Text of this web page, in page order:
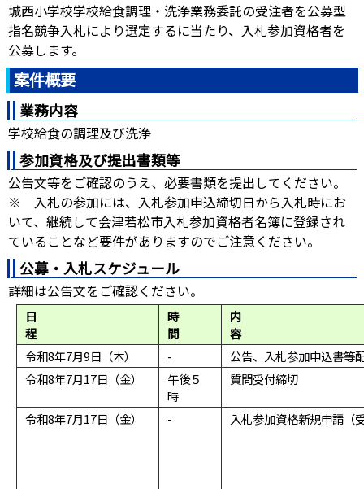
城西小学校学校給食調理・洗浄業務委託の受注者を公募型
指名競争入札により選定するに当たり、入札参加資格者を
公募します。
案件概要
業務内容
学校給食の調理及び洗浄
参加資格及び提出書類等
公告文等をご確認のうえ、必要書類を提出してください。
※ 入札の参加には、入札参加申込締切日から入札時にお
いて、継続して会津若松市入札参加資格者名簿に登録され
ていることなど要件がありますのでご注意ください。
公募・入札スケジュール
詳細は公告文をご確認ください。
日
程
時
間
内
令和8年7月9日（木）
-
公告、入札参加申込書等
令和8年7月17日（金）
午後５
時
質問受付締切
令和8年7月17日（金） - 入札参加資格新規申請（